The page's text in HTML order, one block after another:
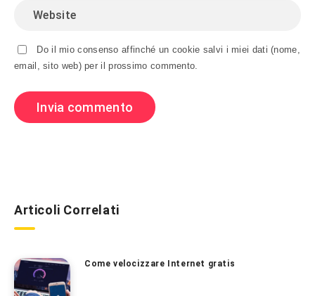
Do il mio consenso affinché un cookie salvi i miei dati (nome,
email, sito web) per il prossimo commento.
Articoli Correlati
Come velocizzare Internet gratis